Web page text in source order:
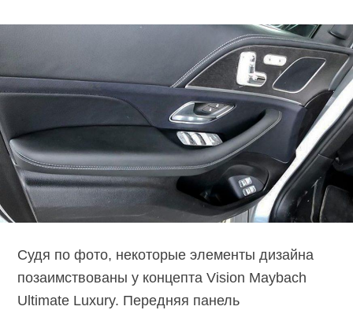
Судя по фото, некоторые элементы дизайна
позаимствованы у концепта Vision Maybach
Ultimate Luxury. Передняя панель